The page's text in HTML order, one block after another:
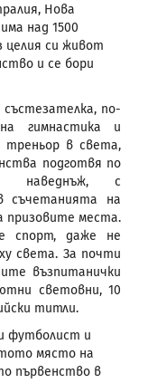
Нова
над 1500
целия си живот
и се бори
състезателка, по-
гимнастика и
треньор в света,
подготвя по
наведнъж, с
съчетанията на
призовите места.
спорт, даже не
света. За почти
възпитанички
световни, 10
титли.
футболист и
място на
първенство в